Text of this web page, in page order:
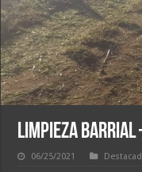
LIMPIEZA
06/25/2021